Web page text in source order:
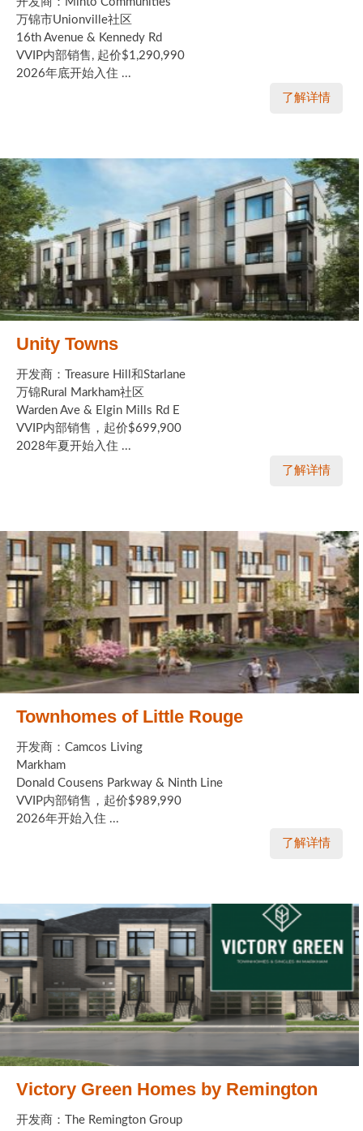
万锦市Unionville社区
16th Avenue & Kennedy Rd
VVIP内部销售, 起价$1,290,990
2026年底开始入住 ...
了解详情
Unity Towns
开发商：Treasure Hill和Starlane
万锦Rural Markham社区
Warden Ave & Elgin Mills Rd E
VVIP内部销售，起价$699,900
2028年夏开始入住 ...
了解详情
Townhomes of Little Rouge
开发商：Camcos Living
Markham
Donald Cousens Parkway & Ninth Line
VVIP内部销售，起价$989,990
2026年开始入住 ...
了解详情
Victory Green Homes by Remington
开发商：The Remington Group